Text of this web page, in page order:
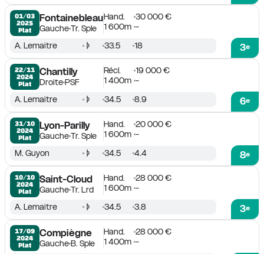
01/03
2025
Plat
Fontainebleau
GaucheTr. Sple
Hand.
30 000 €
1 600m -
3e
A. Lemaitre 33.5 18
22/11
2024
Plat
Chantilly
DroitePSF
Récl.
19 000 €
1 400m -
6e
A. Lemaitre 34.5 8.9
31/10
2024
Plat
Lyon-Parilly
GaucheTr. Sple
Hand.
20 000 €
1 600m -
8e
M. Guyon 34.5 4.4
10/10
2024
Plat
Saint-Cloud
GaucheTr. Lrd
Hand.
28 000 €
1 600m -
3e
A. Lemaitre 34.5 3.8
17/09
2024
Plat
Compiègne
GaucheB. Sple
Hand.
28 000 €
1 400m -